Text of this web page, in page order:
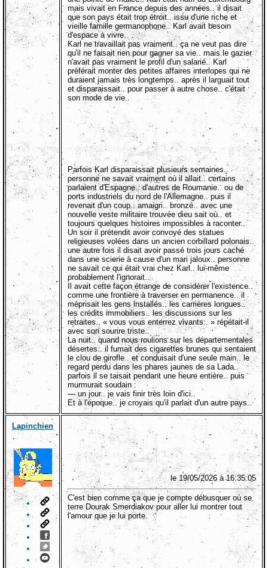
mais vivait en France depuis des années.. il disait
que son pays était trop étroit.. issu d'une riche et
vieille famille germanophone.. Karl avait besoin
d'espace à vivre..
Karl ne travaillait pas vraiment.. ça ne veut pas dire
qu'il ne faisait rien pour gagner sa vie.. mais le gazier
n'avait pas vraiment le profil d'un salarié.. Karl
préférait monter des petites affaires interlopes qui ne
duraient jamais très longtemps.. après il larguait tout
et disparaissait.. pour passer à autre chose.. c'était
son mode de vie..
Parfois Karl disparaissait plusieurs semaines..
personne ne savait vraiment où il allait.. certains
parlaient d'Espagne.. d'autres de Roumanie.. ou de
ports industriels du nord de l'Allemagne.. puis il
revenait d'un coup.. amaigri.. bronzé.. avec une
nouvelle veste militaire trouvée dieu sait où.. et
toujours quelques histoires impossibles à raconter..
Un soir il prétendit avoir convoyé des statues
religieuses volées dans un ancien corbillard polonais..
une autre fois il disait avoir passé trois jours caché
dans une scierie à cause d'un mari jaloux.. personne
ne savait ce qui était vrai chez Karl.. lui-même
probablement l'ignorait..
Il avait cette façon étrange de considérer l'existence..
comme une frontière à traverser en permanence.. il
méprisait les gens installés.. les carrières longues..
les crédits immobiliers.. les discussions sur les
retraites.. « vous vous enterrez vivants.. » répétait-il
avec son sourire triste..
La nuit.. quand nous roulions sur les départementales
désertes.. il fumait des cigarettes brunes qui sentaient
le clou de girofle.. et conduisait d'une seule main.. le
regard perdu dans les phares jaunes de sa Lada..
parfois il se taisait pendant une heure entière.. puis
murmurait soudain :
— un jour.. je vais finir très loin d'ici..
Et à l'époque.. je croyais qu'il parlait d'un autre pays..
Lapinchien
le 19/05/2026 à 16:35:05
C'est bien comme ça que je compte débusquer où se
terre Dourak Smerdiakov pour aller lui montrer tout
l'amour que je lui porte.